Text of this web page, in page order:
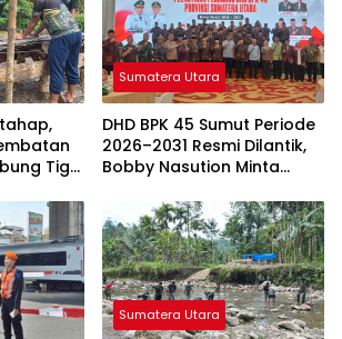
Tiga
Sumatera Utara
DHD BPK 45 Sumut Periode
2026–2031 Resmi Dilantik,
Bobby Nasution Minta
Ditularkan ke Generasi
Muda
Sumatera Utara